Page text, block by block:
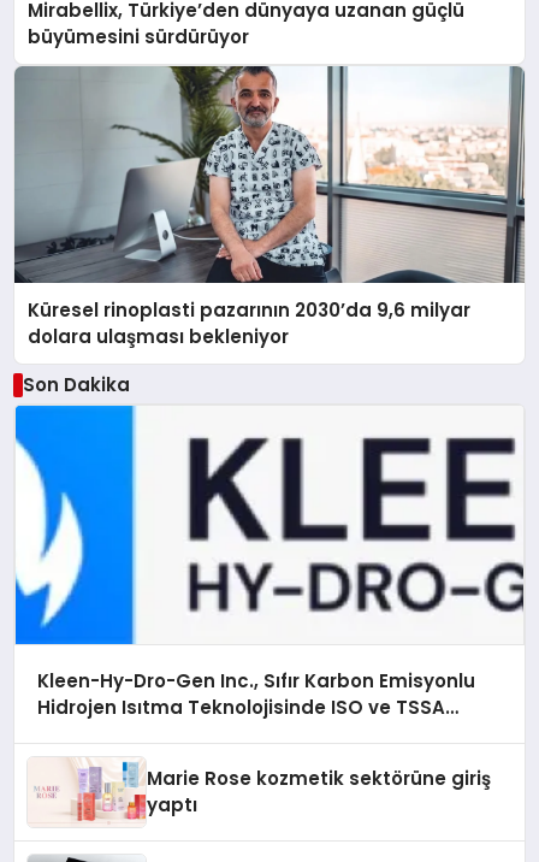
Mirabellix, Türkiye’den dünyaya uzanan güçlü
büyümesini sürdürüyor
Küresel rinoplasti pazarının 2030’da 9,6 milyar
dolara ulaşması bekleniyor
Son Dakika
Kleen-Hy-Dro-Gen Inc., Sıfır Karbon Emisyonlu
Hidrojen Isıtma Teknolojisinde ISO ve TSSA
Marie Rose kozmetik sektörüne giriş
yaptı